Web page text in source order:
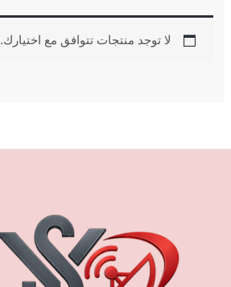
لا توجد منتجات تتوافق مع اختيارك.